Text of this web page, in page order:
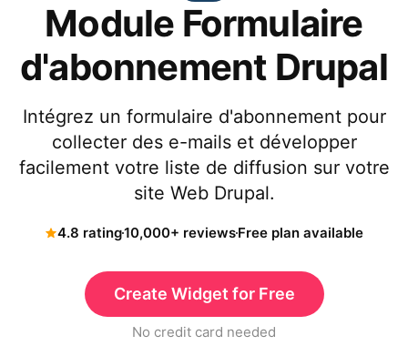
Module Formulaire
d'abonnement Drupal
Intégrez un formulaire d'abonnement pour
collecter des e-mails et développer
facilement votre liste de diffusion sur votre
site Web Drupal.
4.8 rating10,000+ reviewsFree plan available
Create Widget for Free
No credit card needed